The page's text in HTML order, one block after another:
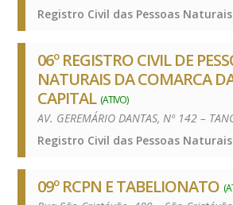
06º REGISTRO CIVIL DE
NATURAIS DA COMARCA
CAPITAL (ATIVO)
09º RCPN E TABELIONATO